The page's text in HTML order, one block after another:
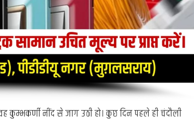
कुम्भकर्णी नींद से जाग उठी हो। कुछ दिन पहले ही चंदौली